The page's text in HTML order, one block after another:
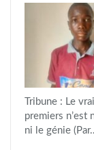
Tribune : Le
premiers n’est
ni le génie